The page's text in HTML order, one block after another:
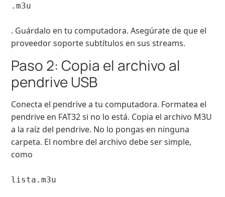
.m3u
. Guárdalo en tu computadora. Asegúrate de que el
proveedor soporte subtítulos en sus streams.
Paso 2: Copia el archivo al
pendrive USB
Conecta el pendrive a tu computadora. Formatea el
pendrive en FAT32 si no lo está. Copia el archivo M3U
a la raíz del pendrive. No lo pongas en ninguna
carpeta. El nombre del archivo debe ser simple,
como
lista.m3u